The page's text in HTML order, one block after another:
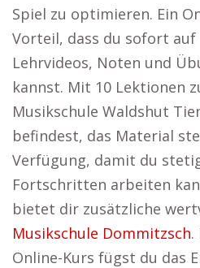
Spiel zu optimieren. Ein
Vorteil, dass du sofort auf
Lehrvideos, Noten und
kannst. Mit 10 Lektionen
Musikschule Waldshut
befindest, das Material
Verfügung, damit du
Fortschritten arbeiten
bietet dir zusätzliche
Musikschule Dommitzsch.
Online-Kurs fügst du das